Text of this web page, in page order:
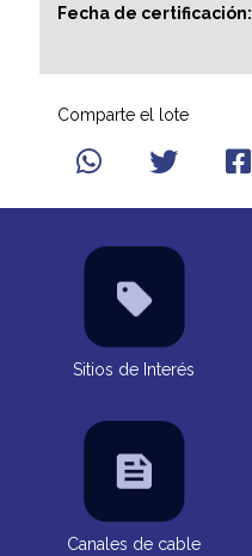
Fecha de certificación:
Comparte el lote
Sitios de Interés
Canales de cable